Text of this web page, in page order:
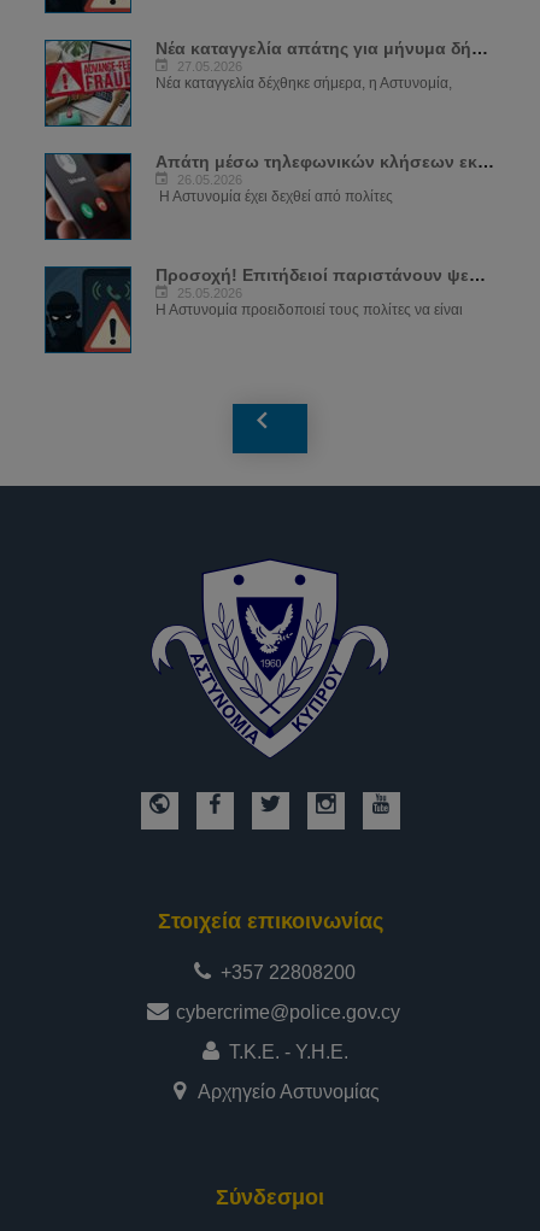
Νέα καταγγελία απάτης για μήνυμα δήθεν...
27.05.2026
Νέα καταγγελία δέχθηκε σήμερα, η Αστυνομία,
Απάτη μέσω τηλεφωνικών κλήσεων εκ μέρους...
26.05.2026
Η Αστυνομία έχει δεχθεί από πολίτες
Προσοχή! Επιτήδειοί παριστάνουν ψευδώς...
25.05.2026
Η Αστυνομία προειδοποιεί τους πολίτες να είναι
Στοιχεία επικοινωνίας
+357 22808200
cybercrime@police.gov.cy
Τ.Κ.Ε. - Υ.Η.Ε.
Αρχηγείο Αστυνομίας
Σύνδεσμοι